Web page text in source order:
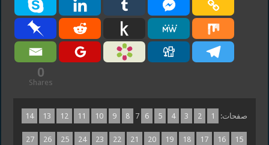
0
Shares
صفحات: 1
2
3
4
5
6
7
8
9
10
11
12
13
14
15
16
17
18
19
20
21
22
23
24
25
26
27